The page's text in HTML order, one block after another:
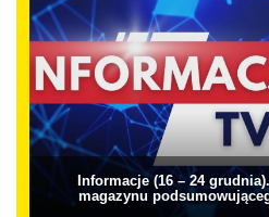
Informacje (16 – 24
magazynu